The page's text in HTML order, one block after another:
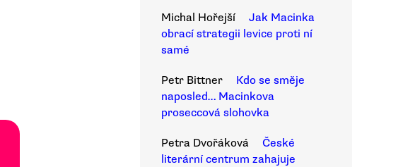
Michal Hořejší
Jak Macinka
obrací strategii levice proti ní
samé
Petr Bittner
Kdo se směje
naposled… Macinkova
proseccová slohovka
Petra Dvořáková
České
literární centrum zahajuje